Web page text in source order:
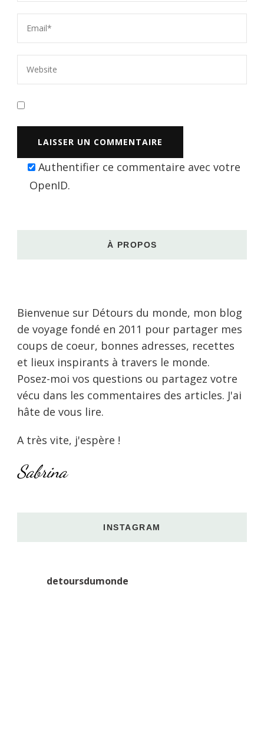
Authentifier ce commentaire avec votre
OpenID.
À PROPOS
Bienvenue sur Détours du monde, mon blog
de voyage fondé en 2011 pour partager mes
coups de coeur, bonnes adresses, recettes
et lieux inspirants à travers le monde.
Posez-moi vos questions ou partagez votre
vécu dans les commentaires des articles. J'ai
hâte de vous lire.
A très vite, j'espère !
Sabrina
INSTAGRAM
detoursdumonde